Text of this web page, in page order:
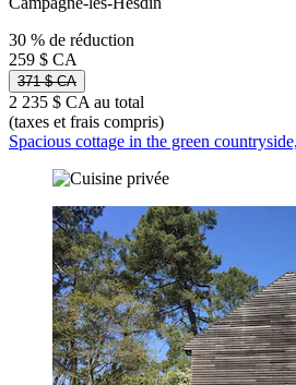
30 % de réduction
259 $ CA
371 $ CA
2 235 $ CA au total
(taxes et frais compris)
Spacious cottage in the green